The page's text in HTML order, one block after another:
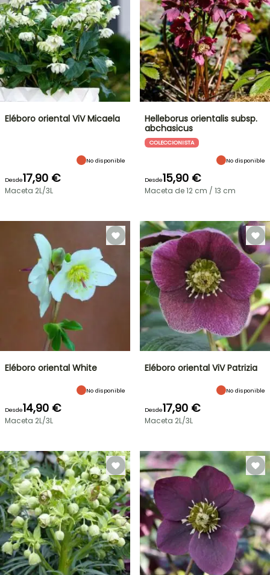
Eléboro oriental ViV Micaela
No disponible
Desde17,90 €
Maceta 2L/3L
Helleborus orientalis subsp.
abchasicus
COLECCIONISTA
No disponible
Desde15,90 €
Maceta de 12 cm / 13 cm
Eléboro oriental White
No disponible
Desde14,90 €
Maceta 2L/3L
Eléboro oriental ViV Patrizia
No disponible
Desde17,90 €
Maceta 2L/3L